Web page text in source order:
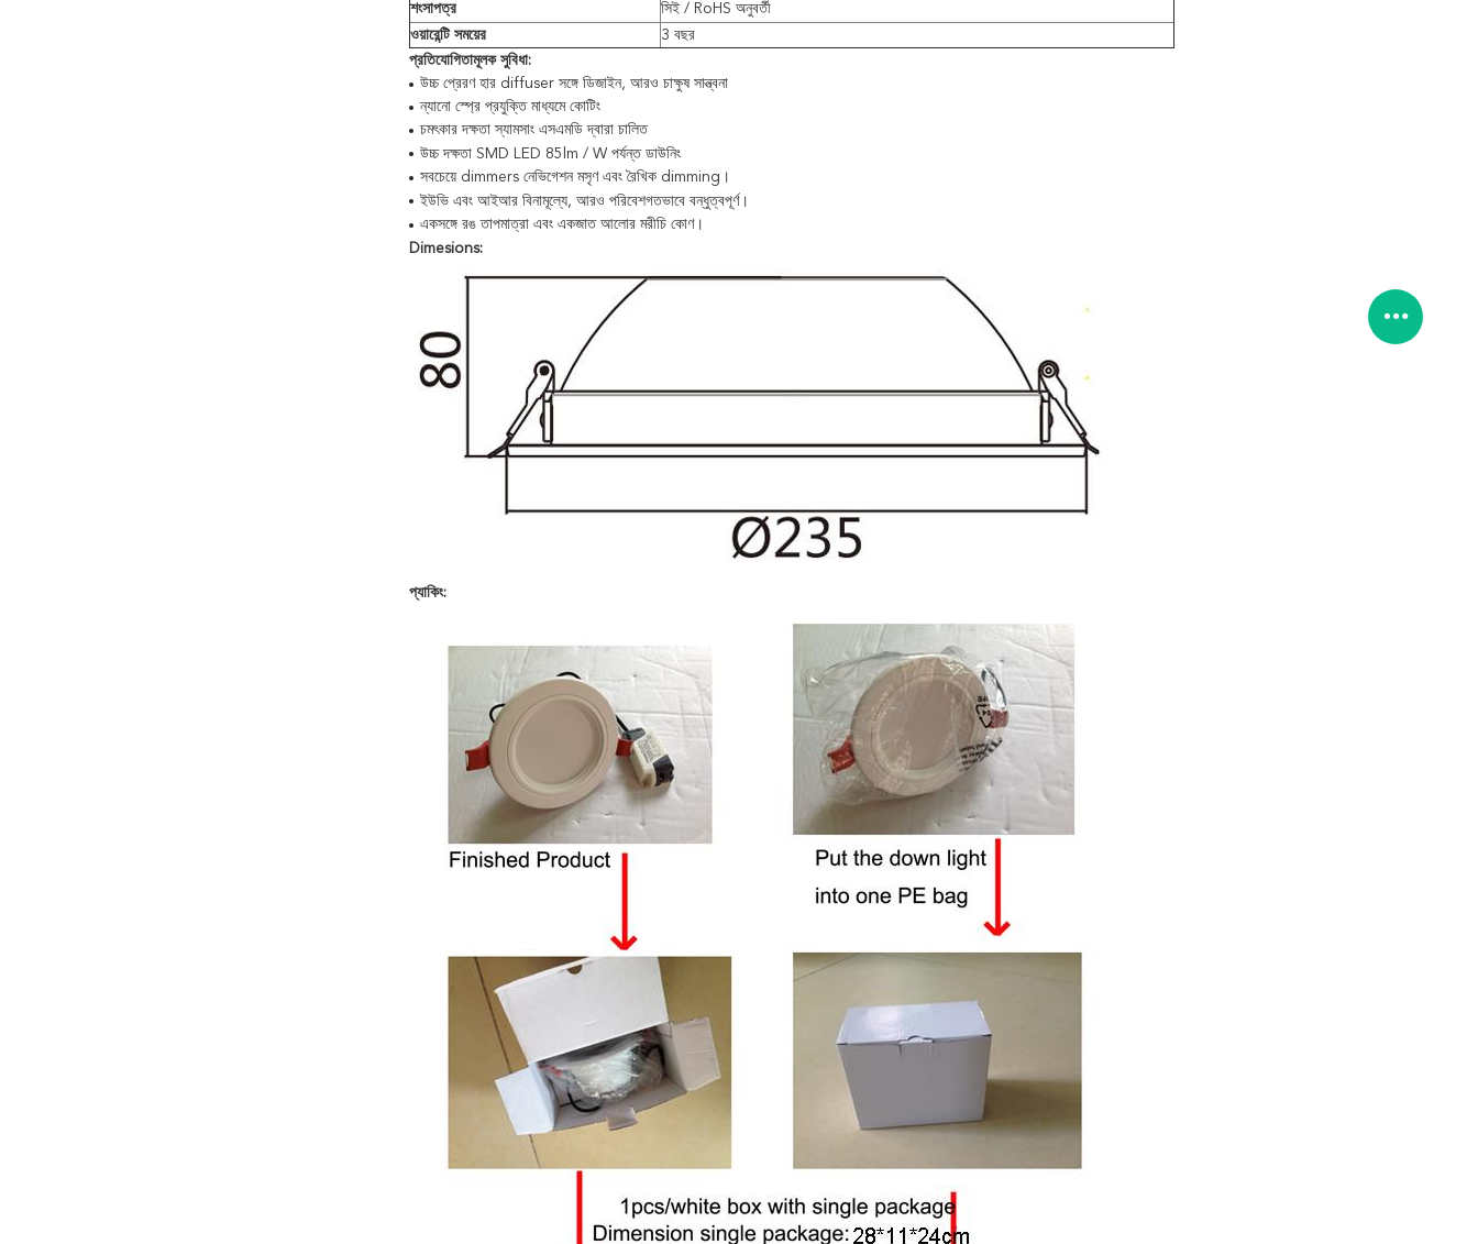
শংসাপত্র
সিই / RoHS অনুবর্তী
ওয়ারেন্টি সময়ের
3 বছর
প্রতিযোগিতামূলক সুবিধা:
উচ্চ প্রেরণ হার diffuser সঙ্গে ডিজাইন, আরও চাক্ষুষ সান্ত্বনা
ন্যানো স্প্রে প্রযুক্তি মাধ্যমে কোটিং
চমৎকার দক্ষতা স্যামসাং এসএমডি দ্বারা চালিত
উচ্চ দক্ষতা SMD LED 85lm / W পর্যন্ত ডাউনিং
সবচেয়ে dimmers নেভিগেশন মসৃণ এবং রৈখিক dimming।
ইউভি এবং আইআর বিনামূল্যে, আরও পরিবেশগতভাবে বন্ধুত্বপূর্ণ।
একসঙ্গে রঙ তাপমাত্রা এবং একজাত আলোর মরীচি কোণ।
Dimesions:
প্যাকিং: